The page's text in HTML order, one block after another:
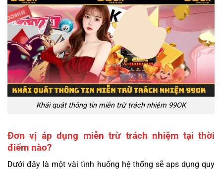
Khái quát thông tin miễn trừ trách nhiệm 99OK
Đơn vị áp dụng miễn trừ trách nhiệm tại thời
điểm nào?
Dưới đây là một vài tình huống hệ thống sẽ aps dụng quy